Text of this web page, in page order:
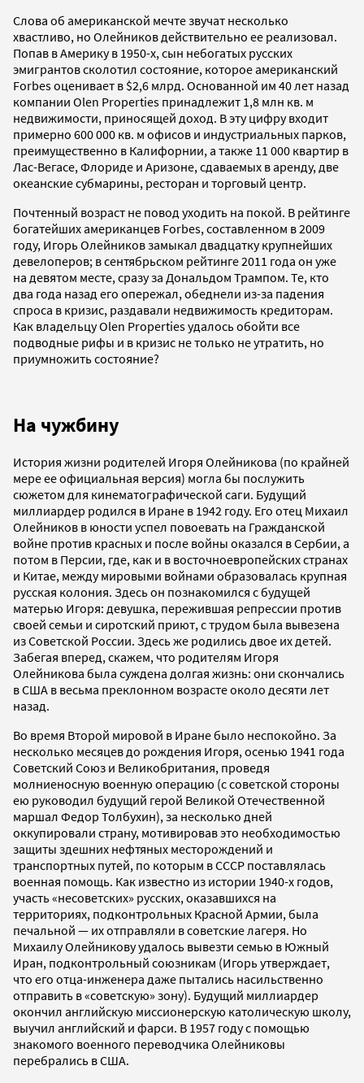
Слова об американской мечте звучат несколько
хвастливо, но Олейников действительно ее реализовал.
Попав в Америку в 1950-х, сын небогатых русских
эмигрантов сколотил состояние, которое американский
Forbes оценивает в $2,6 млрд. Основанной им 40 лет назад
компании Olen Properties принадлежит 1,8 млн кв. м
недвижимости, приносящей доход. В эту цифру входит
примерно 600 000 кв. м офисов и индустриальных парков,
преимущественно в Калифорнии, а также 11 000 квартир в
Лас-Вегасе, Флориде и Аризоне, сдаваемых в аренду, две
океанские субмарины, ресторан и торговый центр.
Почтенный возраст не повод уходить на покой. В рейтинге
богатейших американцев Forbes, составленном в 2009
году, Игорь Олейников замыкал двадцатку крупнейших
девелоперов; в сентябрьском рейтинге 2011 года он уже
на девятом месте, сразу за Дональдом Трампом. Те, кто
два года назад его опережал, обеднели из-за падения
спроса в кризис, раздавали недвижимость кредиторам.
Как владельцу Olen Properties удалось обойти все
подводные рифы и в кризис не только не утратить, но
приумножить состояние?
На чужбину
История жизни родителей Игоря Олейникова (по крайней
мере ее официальная версия) могла бы послужить
сюжетом для кинематографической саги. Будущий
миллиардер родился в Иране в 1942 году. Его отец Михаил
Олейников в юности успел повоевать на Гражданской
войне против красных и после войны оказался в Сербии, а
потом в Персии, где, как и в восточноевропейских странах
и Китае, между мировыми войнами образовалась крупная
русская колония. Здесь он познакомился с будущей
матерью Игоря: девушка, пережившая репрессии против
своей семьи и сиротский приют, с трудом была вывезена
из Советской России. Здесь же родились двое их детей.
Забегая вперед, скажем, что родителям Игоря
Олейникова была суждена долгая жизнь: они скончались
в США в весьма преклонном возрасте около десяти лет
назад.
Во время Второй мировой в Иране было неспокойно. За
несколько месяцев до рождения Игоря, осенью 1941 года
Советский Союз и Великобритания, проведя
молниеносную военную операцию (с советской стороны
ею руководил будущий герой Великой Отечественной
маршал Федор Толбухин), за несколько дней
оккупировали страну, мотивировав это необходимостью
защиты здешних нефтяных месторождений и
транспортных путей, по которым в СССР поставлялась
военная помощь. Как известно из истории 1940-х годов,
участь «несоветских» русских, оказавшихся на
территориях, подконтрольных Красной Армии, была
печальной — их отправляли в советские лагеря. Но
Михаилу Олейникову удалось вывезти семью в Южный
Иран, подконтрольный союзникам (Игорь утверждает,
что его отца-инженера даже пытались насильственно
отправить в «советскую» зону). Будущий миллиардер
окончил английскую миссионерскую католическую школу,
выучил английский и фарси. В 1957 году с помощью
знакомого военного переводчика Олейниковы
перебрались в США.